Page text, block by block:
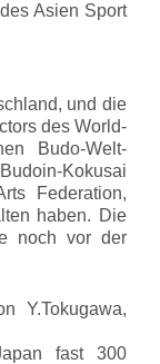
Asien Sport
und die
des World-
Budo-Welt-
Kokusai
Federation,
haben. Die
noch vor der
Y.Tokugawa,
fast 300